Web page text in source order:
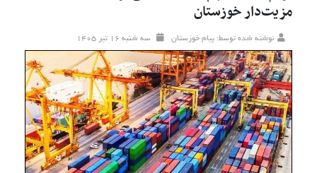
مزیت‌دار خوزستان
نوشته شده توسط: پیام خوزستان سه شنبه ۱۶ تير ۱۴۰۵